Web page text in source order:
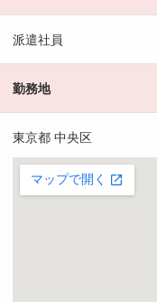
派遣社員
勤務地
東京都 中央区